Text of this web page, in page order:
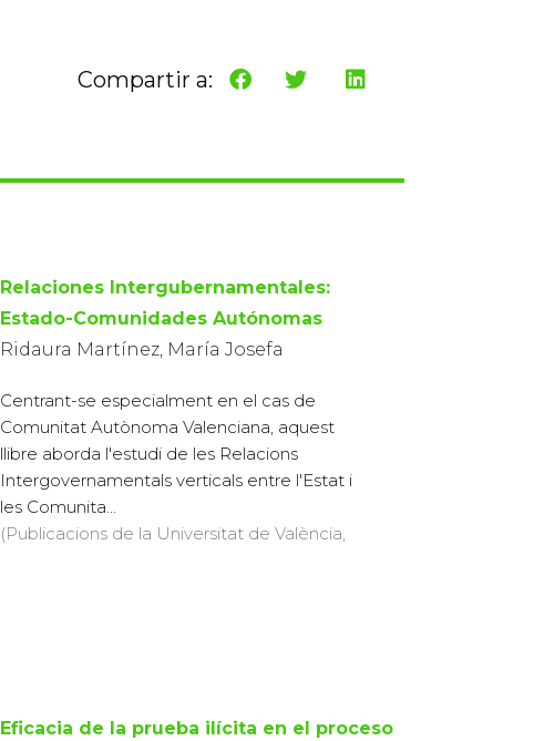
Compartir a:
Relaciones Intergubernamentales:
Estado-Comunidades Autónomas
Ridaura Martínez, María Josefa
Centrant-se especialment en el cas de
Comunitat Autònoma Valenciana, aquest
llibre aborda l'estudi de les Relacions
Intergovernamentals verticals entre l'Estat i
les Comunita...
(Publicacions de la Universitat de València,
Eficacia de la prueba ilícita en el proceso